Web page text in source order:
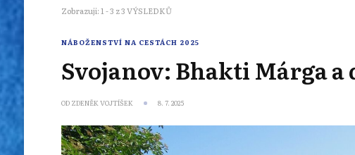
Zobrazuji: 1 - 3 z 3 VÝSLEDKŮ
NÁBOŽENSTVÍ NA CESTÁCH 2025
Svojanov: Bhakti Márga a
OD ZDENĚK VOJTÍŠEK 8. 7. 2025